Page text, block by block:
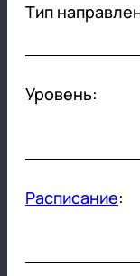
Тип
Уровень:
Расписание: